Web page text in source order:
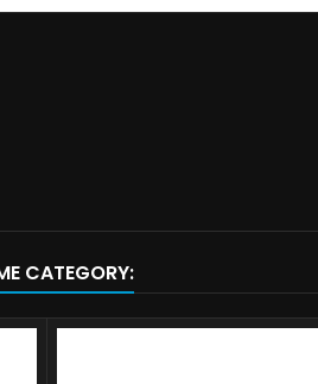
CATEGORY: